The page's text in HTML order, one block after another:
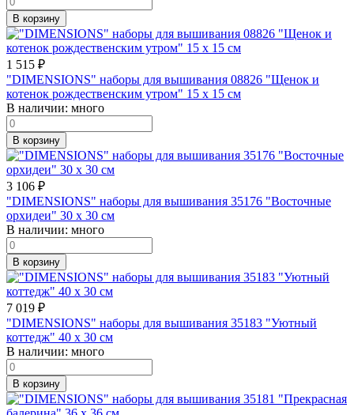
В корзину
1 515 ₽
"DIMENSIONS" наборы для вышивания 08826 "Щенок и
котенок рождественским утром" 15 x 15 см
В наличии: много
В корзину
3 106 ₽
"DIMENSIONS" наборы для вышивания 35176 "Восточные
орхидеи" 30 x 30 см
В наличии: много
В корзину
7 019 ₽
"DIMENSIONS" наборы для вышивания 35183 "Уютный
коттедж" 40 x 30 см
В наличии: много
В корзину